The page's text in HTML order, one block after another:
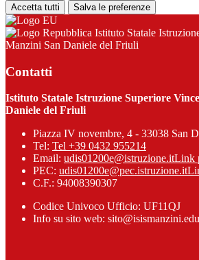
Accetta tutti Salva le preferenze
Istituto Statale
Manzini San Daniele del Friuli
Contatti
Istituto Statale Istruzione Superiore
Daniele del Friuli
Piazza IV novembre, 4 - 33038 San
Tel: Tel +39 0432 955214
Email: udis01200e@istruzione.itLink
PEC: udis01200e@pec.istruzione.it
C.F.: 94008390307
Codice Univoco Ufficio: UF11QJ
Info su sito web: